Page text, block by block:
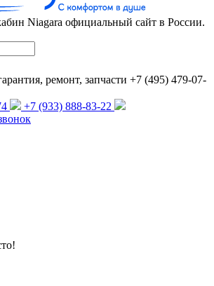
Niagara официальный сайт в России.
ремонт, запчасти +7 (495) 479-07-
+7 (933) 888-83-22